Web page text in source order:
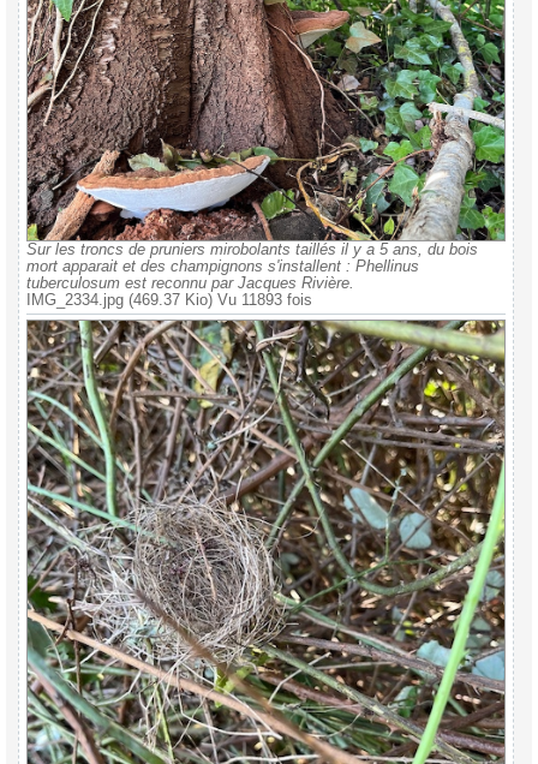
Sur les troncs de pruniers mirobolants taillés il y a 5 ans, du bois
mort apparait et des champignons s'installent : Phellinus
tuberculosum est reconnu par Jacques Rivière.
IMG_2334.jpg (469.37 Kio) Vu 11893 fois